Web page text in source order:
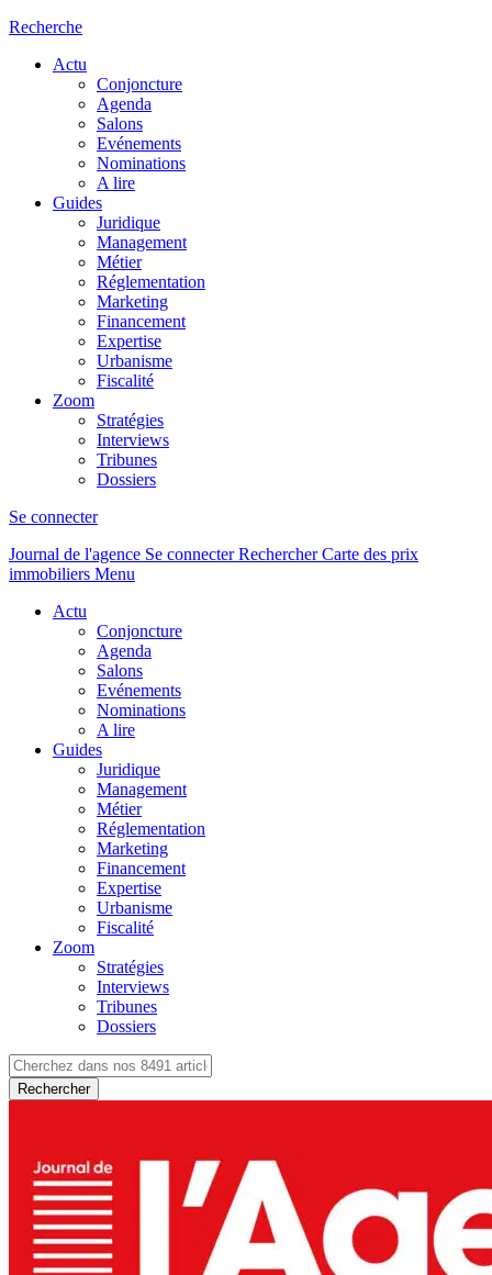
Recherche
Actu
Conjoncture
Agenda
Salons
Evénements
Nominations
A lire
Guides
Juridique
Management
Métier
Réglementation
Marketing
Financement
Expertise
Urbanisme
Fiscalité
Zoom
Stratégies
Interviews
Tribunes
Dossiers
Se connecter
Journal de l'agence Se connecterRechercher Carte des prix
immobiliers Menu
Actu
Conjoncture
Agenda
Salons
Evénements
Nominations
A lire
Guides
Juridique
Management
Métier
Réglementation
Marketing
Financement
Expertise
Urbanisme
Fiscalité
Zoom
Stratégies
Interviews
Tribunes
Dossiers
Rechercher